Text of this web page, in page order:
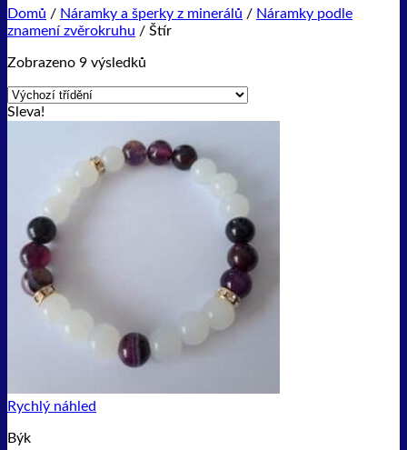
Domů / Náramky a šperky z minerálů / Náramky podle
znamení zvěrokruhu / Štír
Zobrazeno 9 výsledků
Sleva!
Rychlý náhled
Býk